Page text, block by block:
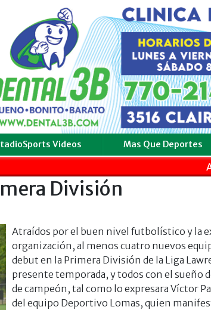
Videos Mas Que Deportes
División
Atraídos por el buen nivel futbolístico y la
organización, al menos cuatro nuevos
debut en la Primera División de la Liga
presente temporada, y todos con el sueño
de campeón, tal como lo expresara Víctor
del equipo Deportivo Lomas, quien